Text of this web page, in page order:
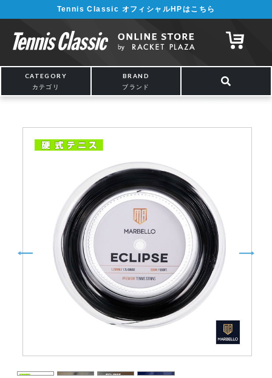
¥5,000以上の購入で送料無料!! 詳しくは こちら
Tennis Classic オフィシャルHPはこちら
CATEGORY
カテゴリ
BRAND
ブランド